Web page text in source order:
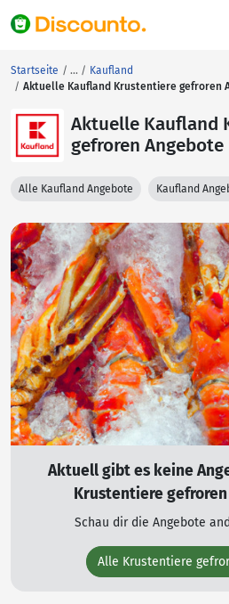
Startseite
Kaufland
Aktuelle Kaufland Krustentiere gefroren
Aktuelle Kaufland
gefroren Angebote
Alle Kaufland Angebote Kaufland
Aktuell gibt es keine
Krustentiere
Schau dir die Angebote
Alle Krustentiere